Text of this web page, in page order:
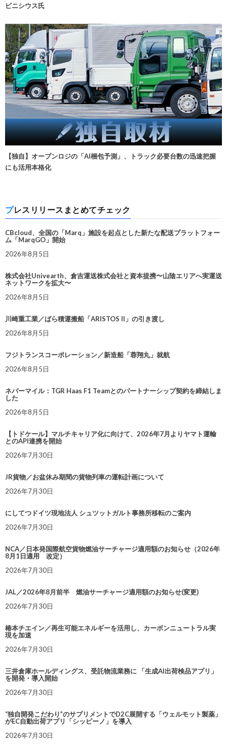
ビニシウス氏
【独自】オープンロジの「AI梱包予測」、トラック必要台数の迅速把握
にも活用本格化
プレスリリースまとめてチェック
CBcloud、全国の「Marq」施設を起点とした新たな配送プラットフォー
ム「MarqGO」開始
2026年8月5日
株式会社Univearth、倉吉運送株式会社と資本提携〜山陰エリアへ実運送
ネットワークを拡大〜
2026年8月5日
川崎重工業／ばら積運搬船「ARISTOS II」の引き渡し
2026年8月5日
フジトランスコーポレーション／新造船「蓉翔丸」就航
2026年8月5日
ネバーマイル：TGR Haas F1 Teamとのパートナーシップ契約を締結しま
した
2026年8月5日
【トドケール】マルチキャリア化に向けて、2026年7月よりヤマト運輸
とのAPI連携を開始
2026年7月30日
JR貨物／お盆休み期間の貨物列車の運転計画について
2026年7月30日
にしてつドイツ現地法人 シュツットガルト事務所移転のご案内
2026年7月30日
NCA／日本発国際航空貨物燃油サーチャージ適用額のお知らせ（2026年
8月1日適用 改定）
2026年7月30日
JAL／2026年8月前半 燃油サーチャージ適用額のお知らせ(変更)
2026年7月30日
椿本チエイン／再生可能エネルギーを活用し、カーボンニュートラル実
現を加速
2026年7月30日
三井倉庫ホールディングス、受託物流業務に 「生成AI出荷検品アプリ」
を開発・導入開始
2026年7月30日
“独自開発こだわり”のサプリメントでD2C展開する「ウェルモット製薬」
がEC自動出荷アプリ「シッピーノ」を導入
2026年7月30日